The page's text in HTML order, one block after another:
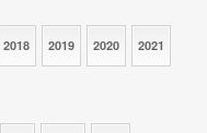
2018 2019 2020 2021